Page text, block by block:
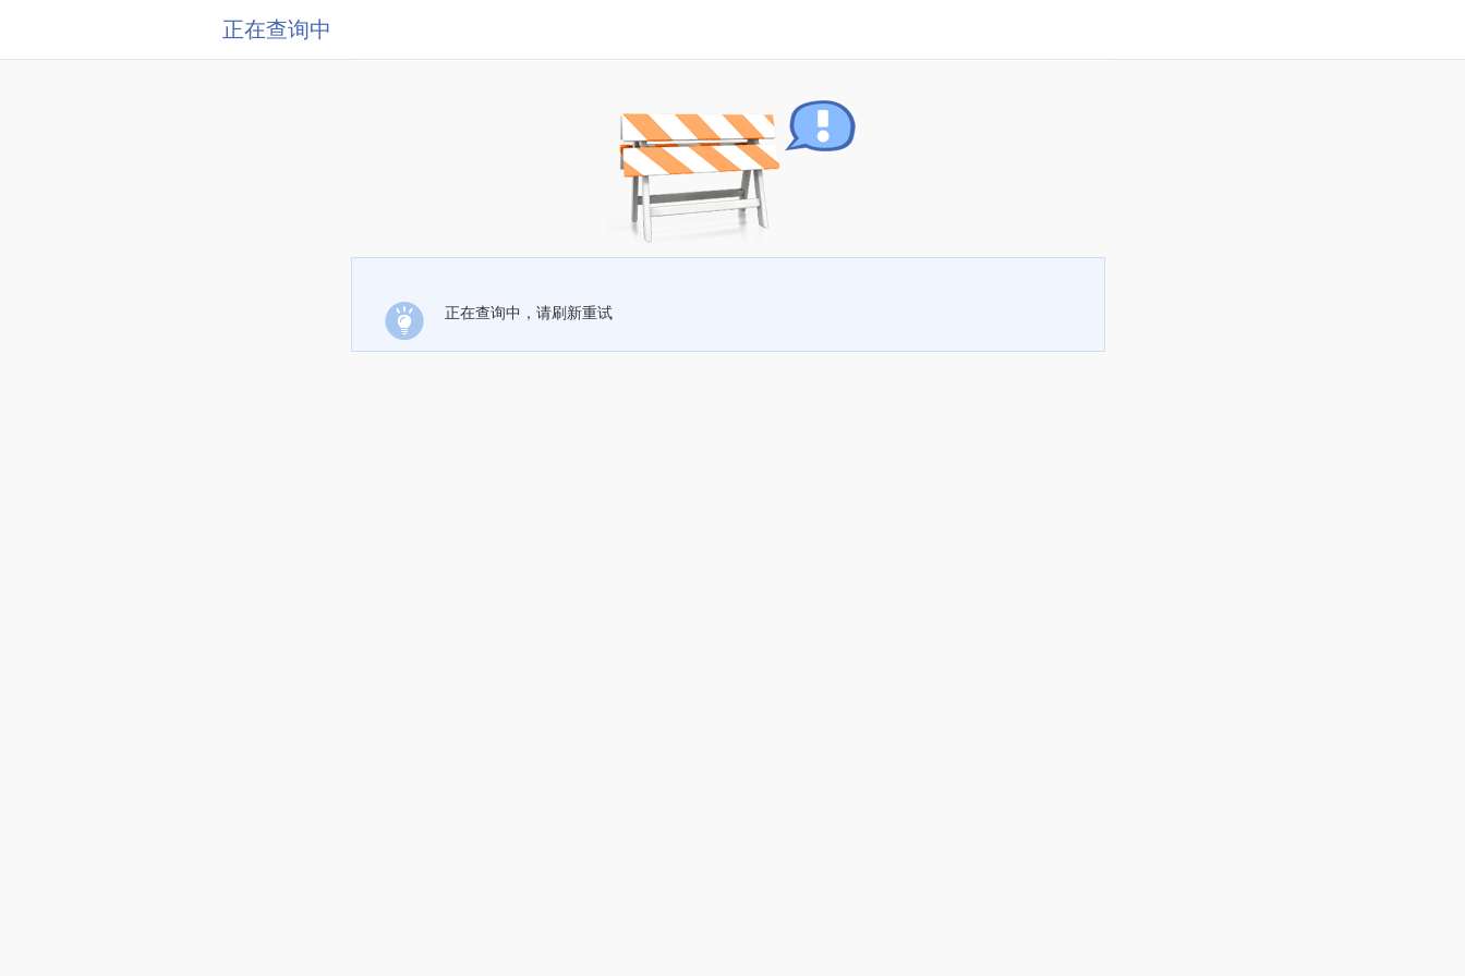
正在查询中
正在查询中，请刷新重试